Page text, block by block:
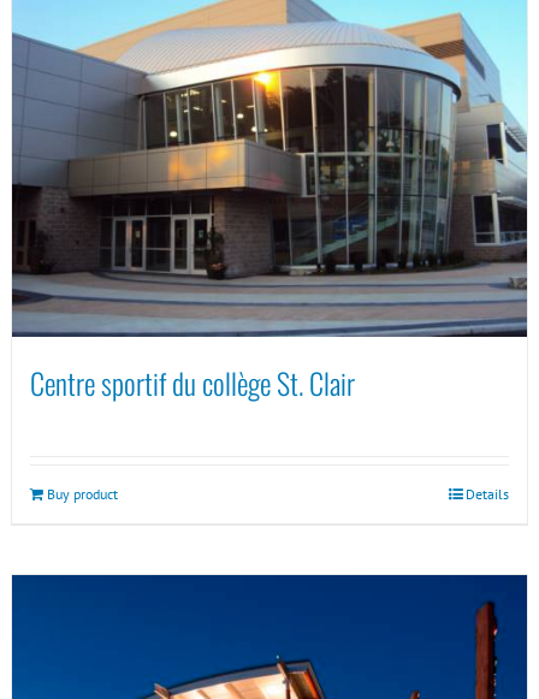
Centre sportif du collège St. Clair
Buy product Details